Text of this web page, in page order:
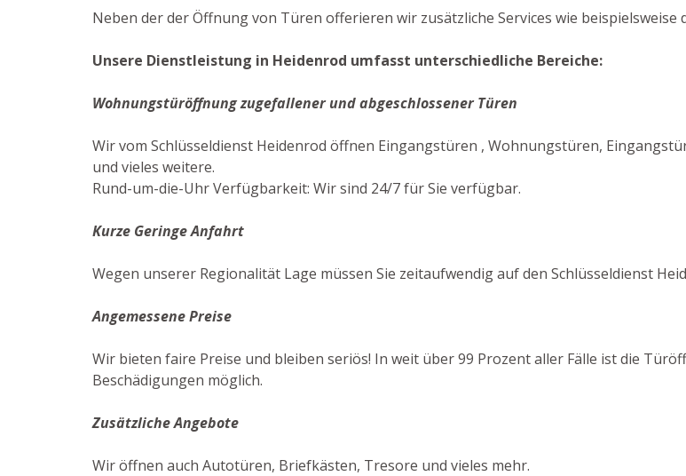
Neben der der Öffnung von Türen offerieren wir zusätzliche Services wie
Unsere Dienstleistung in Heidenrod umfasst unterschiedliche Bereiche:
Wohnungstüröffnung zugefallener und abgeschlossener Türen
Wir vom Schlüsseldienst Heidenrod öffnen Eingangstüren , Wohnungstüren,
und vieles weitere.
Rund-um-die-Uhr Verfügbarkeit: Wir sind 24/7 für Sie verfügbar.
Kurze Geringe Anfahrt
Wegen unserer Regionalität Lage müssen Sie zeitaufwendig auf den Schlüsseldienst
Angemessene Preise
Wir bieten faire Preise und bleiben seriös! In weit über 99 Prozent aller Fälle ist die
Beschädigungen möglich.
Zusätzliche Angebote
Wir öffnen auch Autotüren, Briefkästen, Tresore und vieles mehr.